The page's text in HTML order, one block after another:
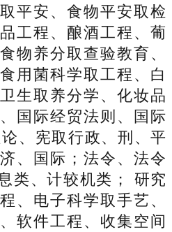
平安、食物平安取检
工程、酿酒工程、葡
物养分取查验教育、
用菌科学取工程、白
生取养分学、化妆品
国际经贸法则、国际
、宪取行政、刑、平
、国际；法令、法令
类、计较机类； 研究
、电子科学取手艺、
软件工程、收集空间